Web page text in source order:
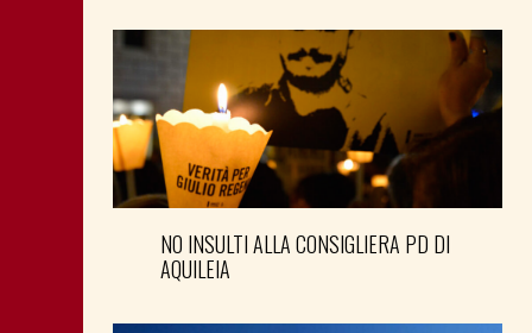
NO INSULTI ALLA CONSIGLIERA PD DI
AQUILEIA